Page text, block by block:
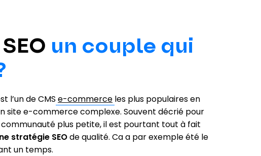
un couple qui
l’un de CMS e-commerce les plus populaires en
site e-commerce complexe. Souvent décrié pour
plus petite, il est pourtant tout à fait
stratégie SEOde qualité. Ca a par exemple été le
un temps.